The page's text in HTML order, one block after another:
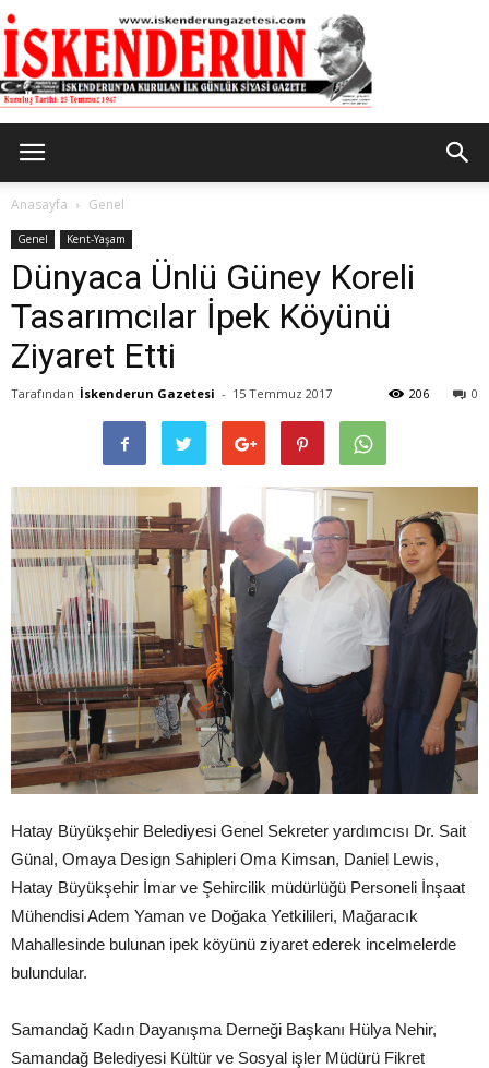
Gazetesi
Anasayfa Genel
Genel Kent-Yaşam
Dünyaca Ünlü Güney Koreli
Tasarımcılar İpek Köyünü
Ziyaret Etti
Tarafından İskenderun Gazetesi - 15 Temmuz 2017 0
206
Hatay Büyükşehir Belediyesi Genel Sekreter yardımcısı Dr. Sait
Günal, Omaya Design Sahipleri Oma Kimsan, Daniel Lewis,
Hatay Büyükşehir İmar ve Şehircilik müdürlüğü Personeli İnşaat
Mühendisi Adem Yaman ve Doğaka Yetkilileri, Mağaracık
Mahallesinde bulunan ipek köyünü ziyaret ederek incelmelerde
bulundular.
Samandağ Kadın Dayanışma Derneği Başkanı Hülya Nehir,
Samandağ Belediyesi Kültür ve Sosyal işler Müdürü Fikret